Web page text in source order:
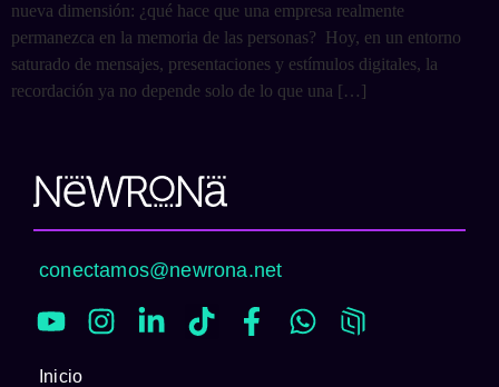
nueva dimensión: ¿qué hace que una empresa realmente
permanezca en la memoria de las personas? Hoy, en un entorno
saturado de mensajes, presentaciones y estímulos digitales, la
recordación ya no depende solo de lo que una […]
conectamos@newrona.net
Inicio